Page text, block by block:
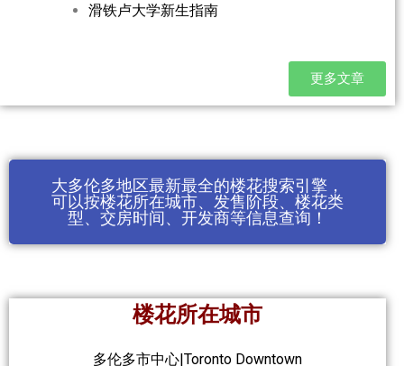
滑铁卢大学新生指南
更多文章
大多伦多地区最新最全的楼花搜索引擎，
可以按楼花所在城市、发售阶段、楼花类
型、交房时间、开发商等信息查询！
楼花所在城市
多伦多市中心|Toronto Downtown